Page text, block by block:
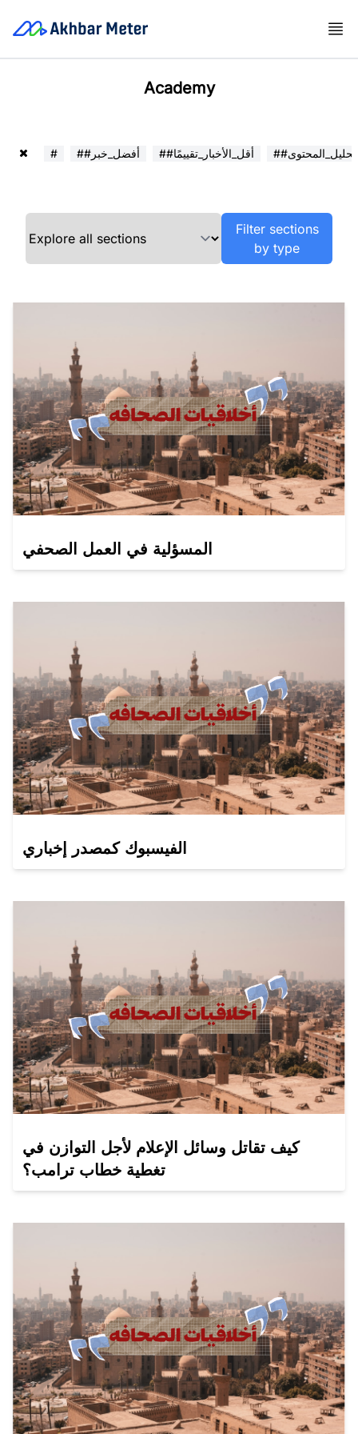
Academy
# ##أفضل_خبر ##أقل_الأخبار_تقييمًا ##تحليل_المحتوى
Filter sections
by type
المسؤلية في العمل الصحفي
الفيسبوك كمصدر إخباري
كيف تقاتل وسائل الإعلام لأجل التوازن في
تغطية خطاب ترامب؟